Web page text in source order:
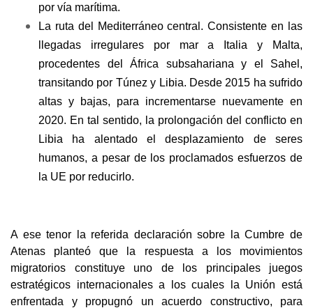
por vía marítima.
La ruta del Mediterráneo central. Consistente en las
llegadas irregulares por mar a Italia y Malta,
procedentes del África subsahariana y el Sahel,
transitando por Túnez y Libia. Desde 2015 ha sufrido
altas y bajas, para incrementarse nuevamente en
2020. En tal sentido, la prolongación del conflicto en
Libia ha alentado el desplazamiento de seres
humanos, a pesar de los proclamados esfuerzos de
la UE por reducirlo.
A ese tenor la referida declaración sobre la Cumbre de
Atenas planteó que la respuesta a los movimientos
migratorios constituye uno de los principales juegos
estratégicos internacionales a los cuales la Unión está
enfrentada y propugnó un acuerdo constructivo, para